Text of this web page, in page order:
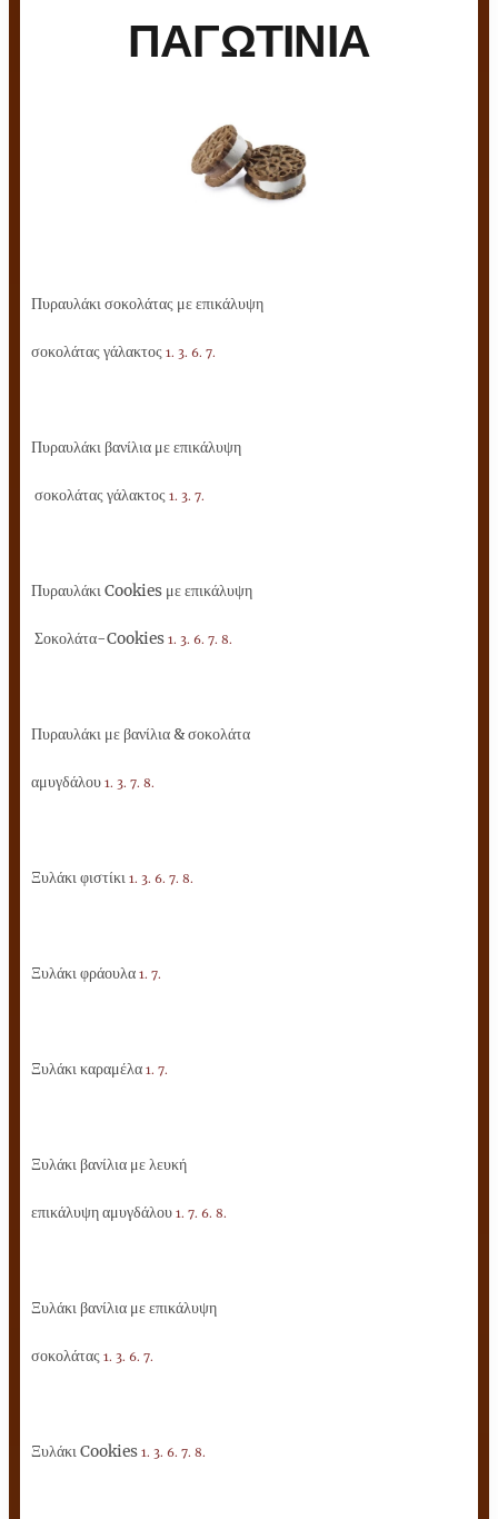
ΠΑΓΩΤΙΝΙΑ
Πυραυλάκι σοκολάτας με επικάλυψη
σοκολάτας γάλακτος 1. 3. 6. 7.
Πυραυλάκι βανίλια με επικάλυψη
σοκολάτας γάλακτος 1. 3. 7.
Πυραυλάκι Cookies με επικάλυψη
Σοκολάτα-Cookies 1. 3. 6. 7. 8.
Πυραυλάκι με βανίλια & σοκολάτα
αμυγδάλου 1. 3. 7. 8.
Ξυλάκι φιστίκι 1. 3. 6. 7. 8.
Ξυλάκι φράουλα 1. 7.
Ξυλάκι καραμέλα 1. 7.
Ξυλάκι βανίλια με λευκή
επικάλυψη αμυγδάλου 1. 7. 6. 8.
Ξυλάκι βανίλια με επικάλυψη
σοκολάτας 1. 3. 6. 7.
Ξυλάκι Cookies 1. 3. 6. 7. 8.